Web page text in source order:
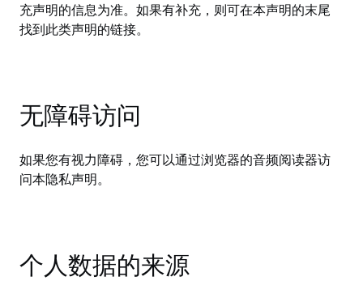
充声明的信息为准。如果有补充，则可在本声明的末尾
找到此类声明的链接。
无障碍访问
如果您有视力障碍，您可以通过浏览器的音频阅读器访
问本隐私声明。
个人数据的来源